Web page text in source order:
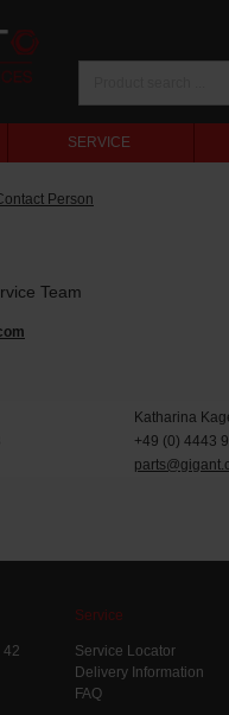
SERVICE
Person
Team
Katharina
+49 (0) 4443
42
Service
Service Locator
Delivery Information
FAQ